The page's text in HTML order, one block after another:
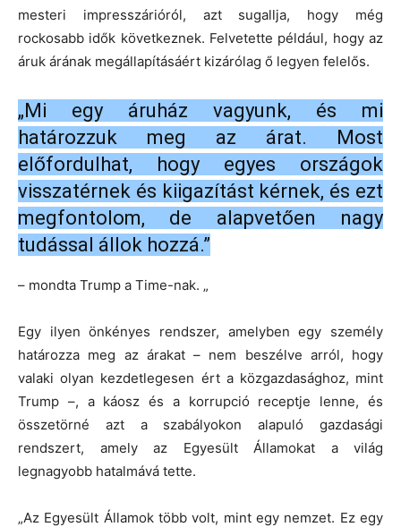
mesteri impresszárióról, azt sugallja, hogy még
rockosabb idők következnek. Felvetette például, hogy az
áruk árának megállapításáért kizárólag ő legyen felelős.
„Mi egy áruház vagyunk, és mi
határozzuk meg az árat. Most
előfordulhat, hogy egyes országok
visszatérnek és kiigazítást kérnek, és ezt
megfontolom, de alapvetően nagy
tudással állok hozzá.”
– mondta Trump a Time-nak. „
Egy ilyen önkényes rendszer, amelyben egy személy
határozza meg az árakat – nem beszélve arról, hogy
valaki olyan kezdetlegesen ért a közgazdasághoz, mint
Trump –, a káosz és a korrupció receptje lenne, és
összetörné azt a szabályokon alapuló gazdasági
rendszert, amely az Egyesült Államokat a világ
legnagyobb hatalmává tette.
„Az Egyesült Államok több volt, mint egy nemzet. Ez egy